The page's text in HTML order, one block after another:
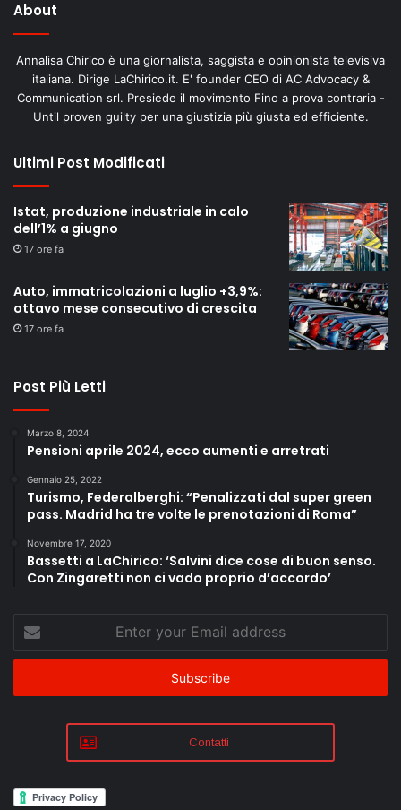
About
Annalisa Chirico è una giornalista, saggista e opinionista televisiva
italiana. Dirige LaChirico.it. E' founder CEO di AC Advocacy &
Communication srl. Presiede il movimento Fino a prova contraria -
Until proven guilty per una giustizia più giusta ed efficiente.
Ultimi Post Modificati
Istat, produzione industriale in calo
dell’1% a giugno
17 ore fa
Auto, immatricolazioni a luglio +3,9%:
ottavo mese consecutivo di crescita
17 ore fa
Post Più Letti
Marzo 8, 2024
Pensioni aprile 2024, ecco aumenti e arretrati
Gennaio 25, 2022
Turismo, Federalberghi: “Penalizzati dal super green
pass. Madrid ha tre volte le prenotazioni di Roma”
Novembre 17, 2020
Bassetti a LaChirico: ‘Salvini dice cose di buon senso.
Con Zingaretti non ci vado proprio d’accordo’
Enter
your
Email
Contatti